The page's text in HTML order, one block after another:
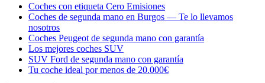
Coches con etiqueta Cero Emisiones
Coches de segunda mano en Burgos — Te lo llevamos
nosotros
Coches Peugeot de segunda mano con garantía
Los mejores coches SUV
SUV Ford de segunda mano con garantía
Tu coche ideal por menos de 20.000€